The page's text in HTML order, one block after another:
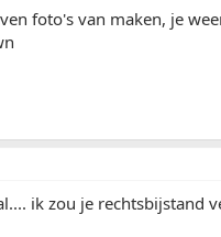
foto's van maken, je
ik zou je rechtsbijstand